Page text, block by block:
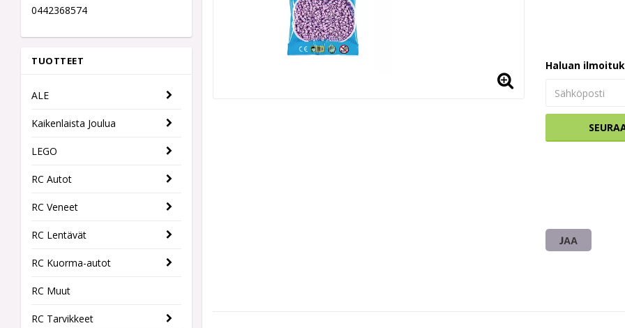
0442368574
TUOTTEET
ALE
Kaikenlaista Joulua
LEGO
RC Autot
RC Veneet
RC Lentävät
RC Kuorma-autot
RC Muut
RC Tarvikkeet
Haluan
JAA